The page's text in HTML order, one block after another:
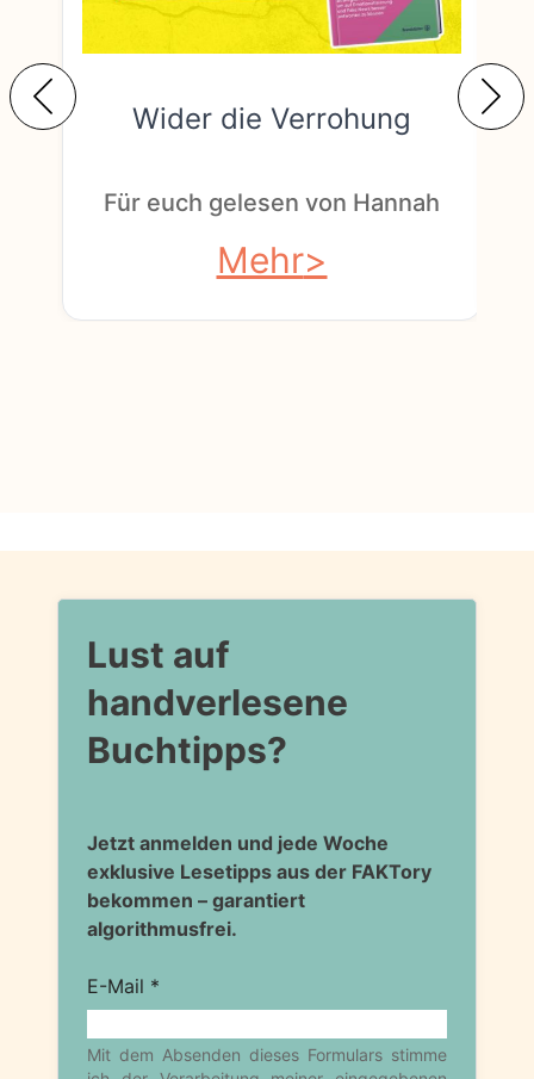
Wider die Verrohung
Für euch gelesen von Hannah
Mehr
Lust auf
handverlesene
Buchtipps?